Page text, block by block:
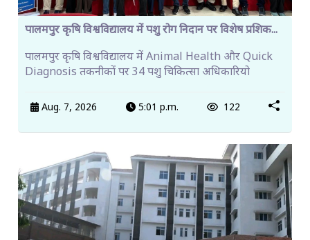
पालमपुर कृषि विश्वविद्यालय में पशु रोग निदान पर विशेष प्रशिक...
पालमपुर कृषि विश्वविद्यालय में Animal Health और Quick
Diagnosis तकनीकों पर 34 पशु चिकित्सा अधिकारियो
Aug. 7, 2026 5:01 p.m. 122